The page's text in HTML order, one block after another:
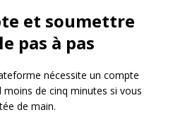
et soumettre
pas à pas
nécessite un compte
de cinq minutes si vous
de main.